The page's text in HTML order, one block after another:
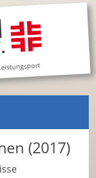
(2017)